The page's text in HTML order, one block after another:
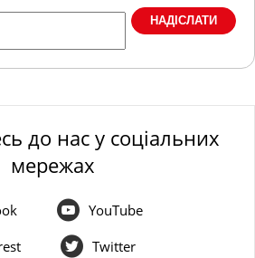
до нас у соціальних
мережах
YouTube
Twitter